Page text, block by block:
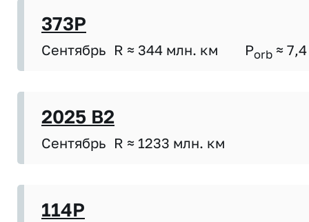
373P
Сентябрь R ≈ 344 млн. км Porb ≈ 7,4
2025 B2
Сентябрь R ≈ 1233 млн. км
114P